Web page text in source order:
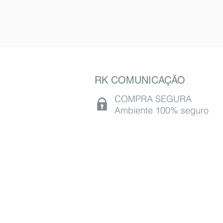
RK COMUNICAÇÃO
COMPRA SEGURA
Ambiente 100% seguro